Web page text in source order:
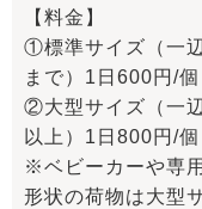
【料金】
①標準サイズ（一
まで）1日600円/個
②大型サイズ（一
以上）1日800円/個
※ベビーカーや専
形状の荷物は大型